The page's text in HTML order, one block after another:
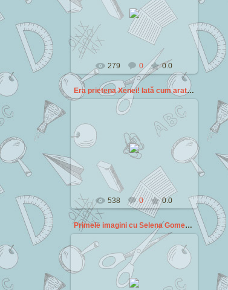
2014-10-05
Cezar
279 0 0.0
Era prietena Xenei! Iată cum arată Gabrielle la 20
2014-10-05
Cezar
538 0 0.0
Primele imagini cu Selena Gomez dupa presupusa mar
2014-07-14